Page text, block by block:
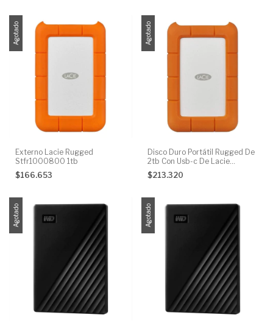
Agotado
Externo Lacie Rugged
Stfr1000800 1tb
$166.653
Agotado
Disco Duro Portátil Rugged De
2tb Con Usb-c De Lacie
Agrega
$213.320
Agotado Agotado